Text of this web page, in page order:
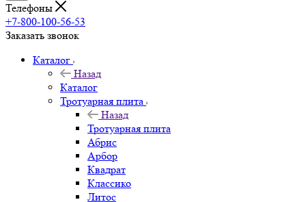
Телефоны
+7-800-100-56-53
Заказать звонок
Каталог
Назад
Каталог
Тротуарная плита
Назад
Тротуарная плита
Абрис
Арбор
Квадрат
Классико
Литос